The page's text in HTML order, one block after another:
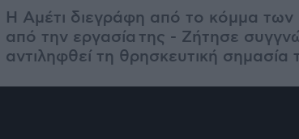
Η Αμέτι διεγράφη από το κόμμα
από την εργασία της - Ζήτησε
αντιληφθεί τη θρησκευτική σημασία